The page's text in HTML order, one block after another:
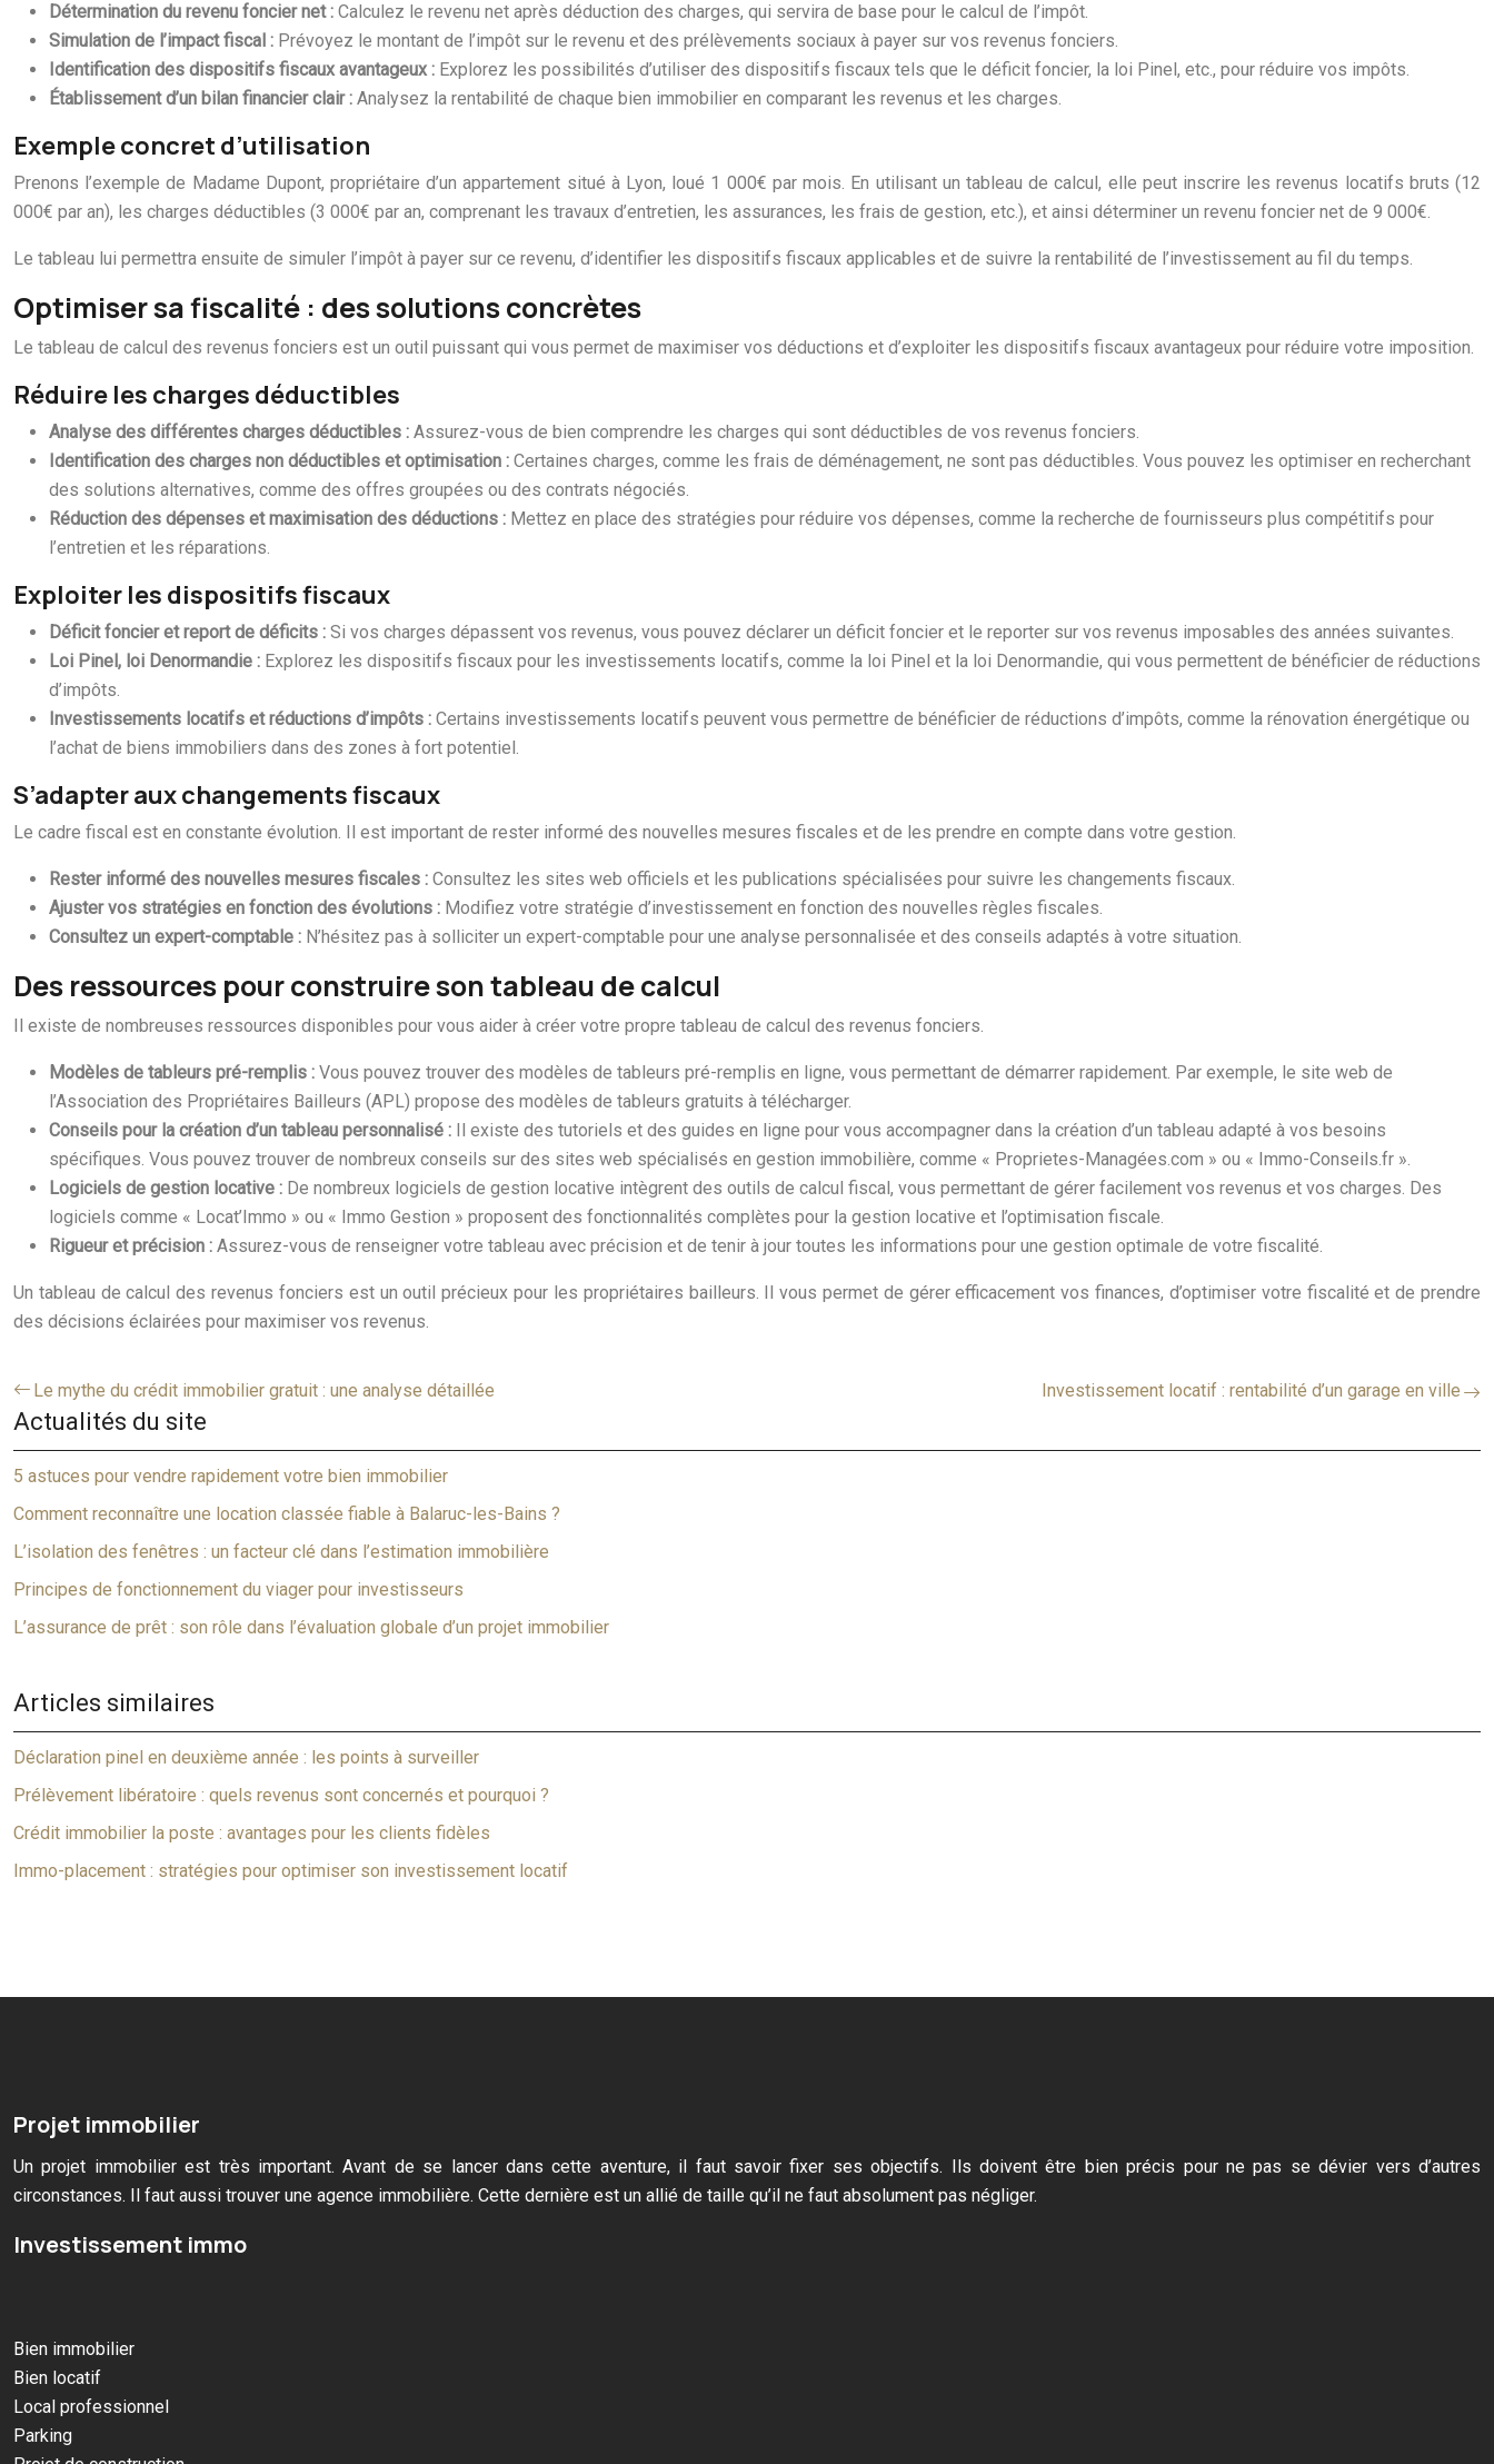
Détermination du revenu foncier net : Calculez le revenu net après déduction des charges, qui servira de base pour le calcul de l’impôt.
Simulation de l’impact fiscal : Prévoyez le montant de l’impôt sur le revenu et des prélèvements sociaux à payer sur vos revenus fonciers.
Identification des dispositifs fiscaux avantageux : Explorez les possibilités d’utiliser des dispositifs fiscaux tels que le déficit foncier, la loi Pinel, etc., pour réduire vos impôts.
Établissement d’un bilan financier clair : Analysez la rentabilité de chaque bien immobilier en comparant les revenus et les charges.
Exemple concret d’utilisation
Prenons l’exemple de Madame Dupont, propriétaire d’un appartement situé à Lyon, loué 1 000€ par mois. En utilisant un tableau de calcul, elle peut inscrire les revenus locatifs bruts (12
000€ par an), les charges déductibles (3 000€ par an, comprenant les travaux d’entretien, les assurances, les frais de gestion, etc.), et ainsi déterminer un revenu foncier net de 9 000€.
Le tableau lui permettra ensuite de simuler l’impôt à payer sur ce revenu, d’identifier les dispositifs fiscaux applicables et de suivre la rentabilité de l’investissement au fil du temps.
Optimiser sa fiscalité : des solutions concrètes
Le tableau de calcul des revenus fonciers est un outil puissant qui vous permet de maximiser vos déductions et d’exploiter les dispositifs fiscaux avantageux pour réduire votre imposition.
Réduire les charges déductibles
Analyse des différentes charges déductibles : Assurez-vous de bien comprendre les charges qui sont déductibles de vos revenus fonciers.
Identification des charges non déductibles et optimisation : Certaines charges, comme les frais de déménagement, ne sont pas déductibles. Vous pouvez les optimiser en recherchant
des solutions alternatives, comme des offres groupées ou des contrats négociés.
Réduction des dépenses et maximisation des déductions : Mettez en place des stratégies pour réduire vos dépenses, comme la recherche de fournisseurs plus compétitifs pour
l’entretien et les réparations.
Exploiter les dispositifs fiscaux
Déficit foncier et report de déficits : Si vos charges dépassent vos revenus, vous pouvez déclarer un déficit foncier et le reporter sur vos revenus imposables des années suivantes.
Loi Pinel, loi Denormandie : Explorez les dispositifs fiscaux pour les investissements locatifs, comme la loi Pinel et la loi Denormandie, qui vous permettent de bénéficier de réductions
d’impôts.
Investissements locatifs et réductions d’impôts : Certains investissements locatifs peuvent vous permettre de bénéficier de réductions d’impôts, comme la rénovation énergétique ou
l’achat de biens immobiliers dans des zones à fort potentiel.
S’adapter aux changements fiscaux
Le cadre fiscal est en constante évolution. Il est important de rester informé des nouvelles mesures fiscales et de les prendre en compte dans votre gestion.
Rester informé des nouvelles mesures fiscales : Consultez les sites web officiels et les publications spécialisées pour suivre les changements fiscaux.
Ajuster vos stratégies en fonction des évolutions : Modifiez votre stratégie d’investissement en fonction des nouvelles règles fiscales.
Consultez un expert-comptable : N’hésitez pas à solliciter un expert-comptable pour une analyse personnalisée et des conseils adaptés à votre situation.
Des ressources pour construire son tableau de calcul
Il existe de nombreuses ressources disponibles pour vous aider à créer votre propre tableau de calcul des revenus fonciers.
Modèles de tableurs pré-remplis : Vous pouvez trouver des modèles de tableurs pré-remplis en ligne, vous permettant de démarrer rapidement. Par exemple, le site web de
l’Association des Propriétaires Bailleurs (APL) propose des modèles de tableurs gratuits à télécharger.
Conseils pour la création d’un tableau personnalisé :
Il existe des tutoriels et des guides en ligne pour vous accompagner dans la création d’un tableau adapté à vos besoins
spécifiques. Vous pouvez trouver de nombreux conseils sur des sites web spécialisés en gestion immobilière, comme « Proprietes-Managées.com » ou « Immo-Conseils.fr ».
Logiciels de gestion locative : De nombreux logiciels de gestion locative intègrent des outils de calcul fiscal, vous permettant de gérer facilement vos revenus et vos charges. Des
logiciels comme « Locat’Immo » ou « Immo Gestion » proposent des fonctionnalités complètes pour la gestion locative et l’optimisation fiscale.
Rigueur et précision : Assurez-vous de renseigner votre tableau avec précision et de tenir à jour toutes les informations pour une gestion optimale de votre fiscalité.
Un tableau de calcul des revenus fonciers est un outil précieux pour les propriétaires bailleurs. Il vous permet de gérer efficacement vos finances, d’optimiser votre fiscalité et de prendre
des décisions éclairées pour maximiser vos revenus.
Le mythe du crédit immobilier gratuit : une analyse détaillée Investissement locatif : rentabilité d’un garage en ville
Actualités du site
5 astuces pour vendre rapidement votre bien immobilier
Comment reconnaître une location classée fiable à Balaruc-les-Bains ?
L’isolation des fenêtres : un facteur clé dans l’estimation immobilière
Principes de fonctionnement du viager pour investisseurs
L’assurance de prêt : son rôle dans l’évaluation globale d’un projet immobilier
Articles similaires
Déclaration pinel en deuxième année : les points à surveiller
Prélèvement libératoire : quels revenus sont concernés et pourquoi ?
Crédit immobilier la poste : avantages pour les clients fidèles
Immo-placement : stratégies pour optimiser son investissement locatif
Projet immobilier
Un projet immobilier est très important. Avant de se lancer dans cette aventure, il faut savoir fixer ses objectifs. Ils doivent être bien précis pour ne pas se dévier vers d’autres
circonstances. Il faut aussi trouver une agence immobilière. Cette dernière est un allié de taille qu’il ne faut absolument pas négliger.
Investissement immo
Bien immobilier
Bien locatif
Local professionnel
Parking